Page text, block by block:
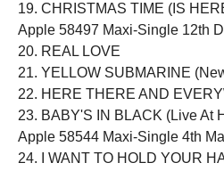
19. CHRISTMAS TIME (IS
Apple 58497 Maxi-Single 12th
20. REAL LOVE
21. YELLOW SUBMARINE
22. HERE THERE AND
23. BABY'S IN BLACK (Live At
Apple 58544 Maxi-Single 4th
24. I WANT TO HOLD YOUR